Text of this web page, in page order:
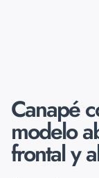
Canapé
modelo
frontal y